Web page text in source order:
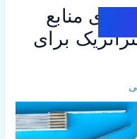
منابع
برای